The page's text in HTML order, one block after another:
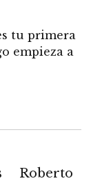
tu primera
empieza a
Roberto